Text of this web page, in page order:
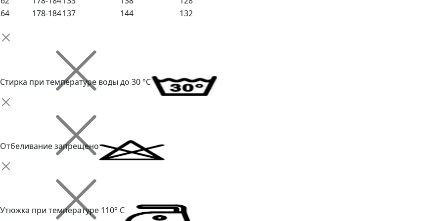
64
178-184137 144 132
Стирка при температуре воды до 30 °C
Отбеливание запрещено
Утюжка при температуре 110° С